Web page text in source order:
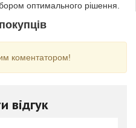
оптимального рішення.
коментатором!
відгук